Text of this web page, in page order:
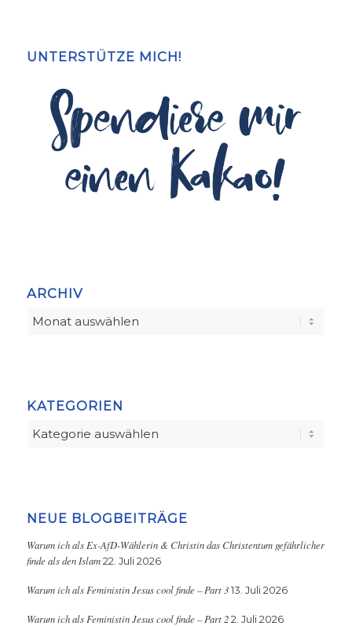
UNTERSTÜTZE MICH!
ARCHIV
KATEGORIEN
Kategorien
NEUE BLOGBEITRÄGE
Warum ich als Ex-AfD-Wählerin & Christin das Christentum gefährlicher
finde als den Islam 22. Juli 2026
Warum ich als Feministin Jesus cool finde – Part 3 13. Juli 2026
Warum ich als Feministin Jesus cool finde – Part 2 2. Juli 2026